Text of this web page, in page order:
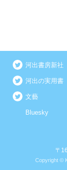
河出書房新社
河出の実用書
文藝
Bluesky
〒
Copyright ©